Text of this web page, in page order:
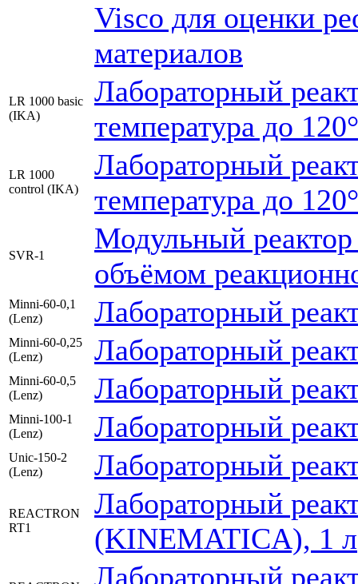
Visco для оценки
материалов
LR 1000 basic
(IKA)
Лабораторный
температура до
LR 1000
control (IKA)
Лабораторный
температура до
SVR-1
Модульный
объёмом
Minni-60-0,1
(Lenz)
Лабораторный
Minni-60-0,25
(Lenz)
Лабораторный
Minni-60-0,5
(Lenz)
Лабораторный
Minni-100-1
(Lenz)
Лабораторный
Unic-150-2
(Lenz)
Лабораторный
REACTRON
RT1
Лабораторный
(KINEMATICA), 1 л
Лабораторный